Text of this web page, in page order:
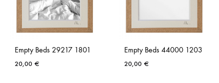
Empty Beds 29217 1801
20,00 €
Empty Beds 44000 1203
20,00 €